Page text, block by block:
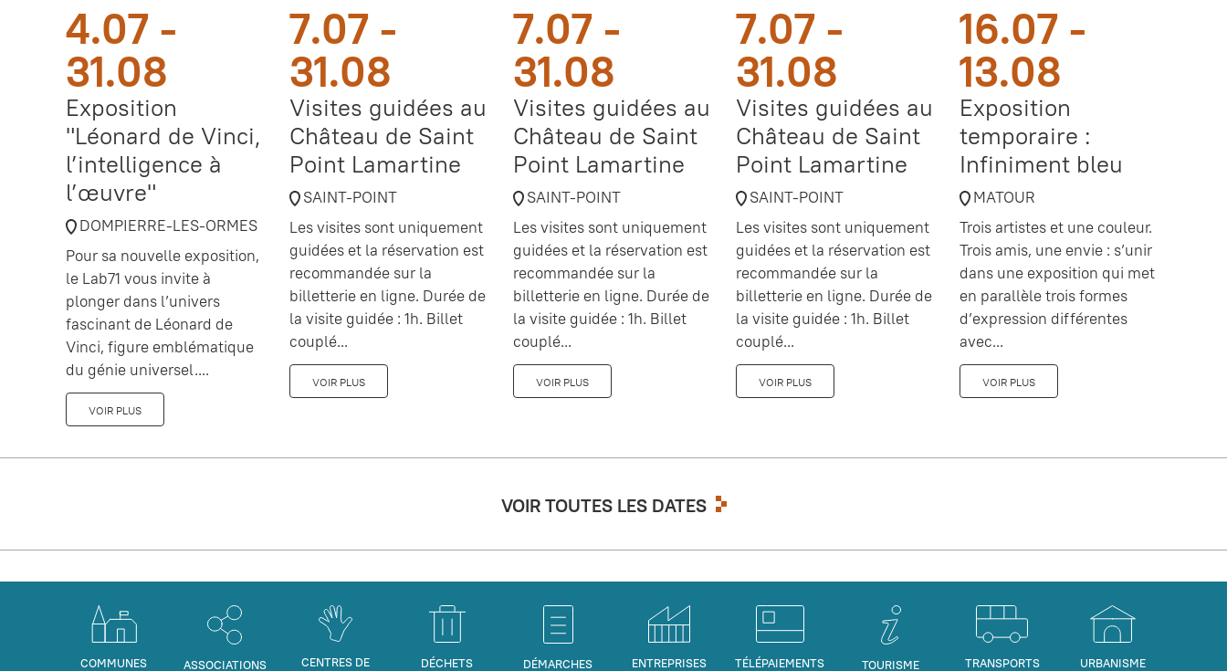
4.07 -
31.08
Exposition
"Léonard de Vinci,
l’intelligence à
l’œuvre"
DOMPIERRE-LES-ORMES
Pour sa nouvelle exposition,
le Lab71 vous invite à
plonger dans l’univers
fascinant de Léonard de
Vinci, figure emblématique
du génie universel....
VOIR PLUS
7.07 -
31.08
Visites guidées au
Château de Saint
Point Lamartine
SAINT-POINT
Les visites sont uniquement
guidées et la réservation est
recommandée sur la
billetterie en ligne. Durée de
la visite guidée : 1h. Billet
couplé...
VOIR PLUS
7.07 -
31.08
Visites guidées au
Château de Saint
Point Lamartine
SAINT-POINT
Les visites sont uniquement
guidées et la réservation est
recommandée sur la
billetterie en ligne. Durée de
la visite guidée : 1h. Billet
couplé...
VOIR PLUS
7.07 -
31.08
Visites guidées au
Château de Saint
Point Lamartine
SAINT-POINT
Les visites sont uniquement
guidées et la réservation est
recommandée sur la
billetterie en ligne. Durée de
la visite guidée : 1h. Billet
couplé...
VOIR PLUS
16.07 -
13.08
Exposition
temporaire :
Infiniment bleu
MATOUR
Trois artistes et une couleur.
Trois amis, une envie : s’unir
dans une exposition qui met
en parallèle trois formes
d’expression différentes
avec...
VOIR PLUS
VOIR TOUTES LES DATES
COMMUNES ASSOCIATIONS CENTRES DE DÉCHETS DÉMARCHES ENTREPRISES TÉLÉPAIEMENTS TOURISME TRANSPORTS URBANISME